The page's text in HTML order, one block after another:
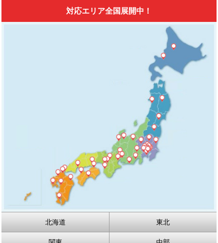
対応エリア全国展開中！
北海道 東北